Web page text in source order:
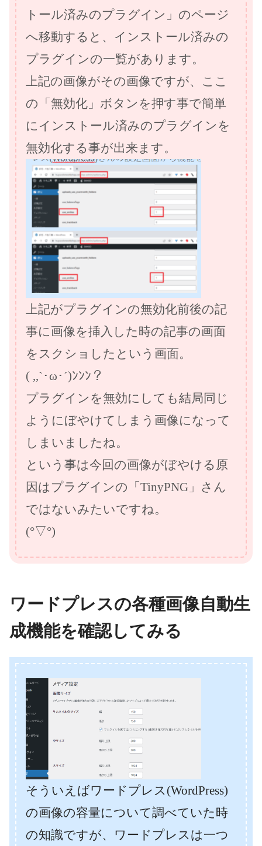
トール済みのプラグイン」のページ
へ移動すると、インストール済みの
プラグインの一覧があります。
上記の画像がその画像ですが、ここ
の「無効化」ボタンを押す事で簡単
にインストール済みのプラグインを
無効化する事が出来ます。
上記がプラグインの無効化前後の記
事に画像を挿入した時の記事の画面
をスクショしたという画面。
( ,,`･ω･´)ﾝﾝﾝ？
プラグインを無効にしても結局同じ
ようにぼやけてしまう画像になって
しまいましたね。
という事は今回の画像がぼやける原
因はプラグインの「TinyPNG」さん
ではないみたいですね。
(°▽°)
ワードプレスの各種画像自動生
成機能を確認してみる
そういえばワードプレス(WordPress)
の画像の容量について調べていた時
の知識ですが、ワードプレスは一つ